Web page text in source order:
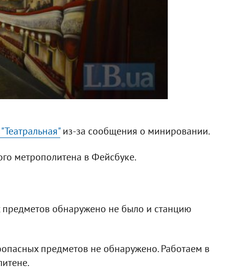
из-за сообщения о минировании.
метрополитена в Фейсбуке.
обнаружено не было и станцию
предметов не обнаружено. Работаем в